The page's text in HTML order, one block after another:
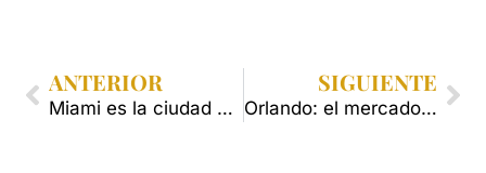
ANTERIOR
Miami es la ciudad más feliz para trabajar de EE.UU.
SIGUIENTE
Orlando: el mercado inmobiliario más rentable de Florida.